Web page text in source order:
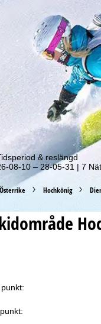
ett erbjudande!
& reslängd
08-10 – 28-05-31 | 7
Österrike Hochkönig